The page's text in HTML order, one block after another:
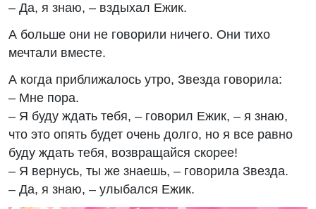
– Да, я знаю, – вздыхал Ежик.
А больше они не говорили ничего. Они тихо
мечтали вместе.
А когда приближалось утро, Звезда говорила:
– Мне пора.
– Я буду ждать тебя, – говорил Ежик, – я знаю,
что это опять будет очень долго, но я все равно
буду ждать тебя, возвращайся скорее!
– Я вернусь, ты же знаешь, – говорила Звезда.
– Да, я знаю, – улыбался Ежик.